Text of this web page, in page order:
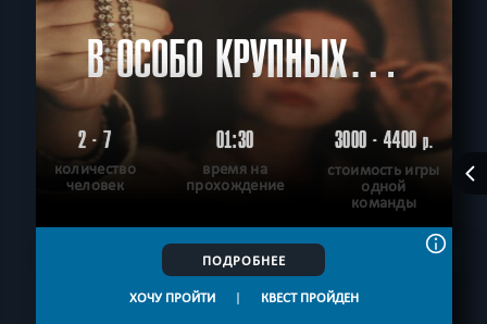
В ОСОБО КРУПНЫХ…
2 - 7
количество
человек
01:30
время на
прохождение
3000 - 4400р.
стоимость игры
одной
команды
ПОДРОБНЕЕ
ХОЧУ ПРОЙТИ | КВЕСТ ПРОЙДЕН